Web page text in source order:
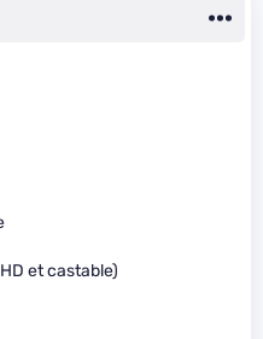
et castable)